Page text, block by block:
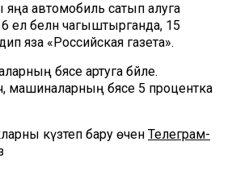
автомобиль сатып алуга
ел белән чагыштырганда, 15
яза «Российская газета».
бәясе артуга бәйле.
машиналарның бәясе 5 процентка
күзәтеп бару өчен Телеграм-